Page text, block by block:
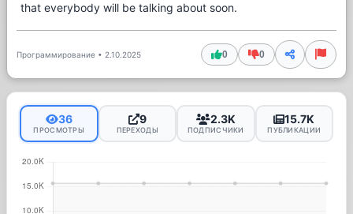
that everybody will be talking about soon.
Программирование • 2.10.2025 0 0
36
ПРОСМОТРЫ
9
ПЕРЕХОДЫ
2.3K
ПОДПИСЧИКИ
15.7K
ПУБЛИКАЦИИ